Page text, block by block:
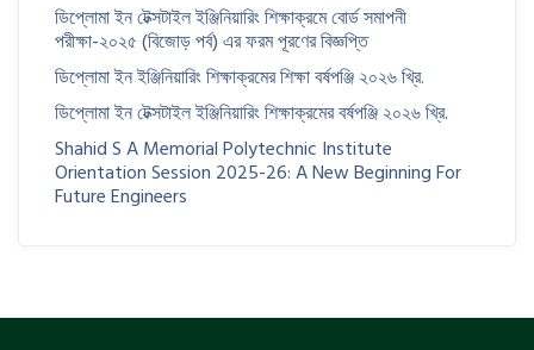
ডিপ্লোমা ইন টেক্সটাইল ইঞ্জিনিয়ারিং শিক্ষাক্রমে বোর্ড সমাপনী
পরীক্ষা-২০২৫ (বিজোড় পর্ব) এর ফরম পূরণের বিজ্ঞপ্তি
ডিপ্লোমা ইন ইঞ্জিনিয়ারিং শিক্ষাক্রমের শিক্ষা বর্ষপঞ্জি ২০২৬ খ্রি.
ডিপ্লোমা ইন টেক্সটাইল ইঞ্জিনিয়ারিং শিক্ষাক্রমের বর্ষপঞ্জি ২০২৬ খ্রি.
Shahid S A Memorial Polytechnic Institute
Orientation Session 2025-26: A New Beginning For
Future Engineers